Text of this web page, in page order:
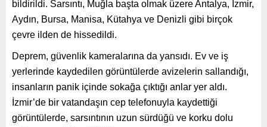
bildirildi. Sarsıntı, Muğla başta olmak üzere Antalya, İzmir,
Aydın, Bursa, Manisa, Kütahya ve Denizli gibi birçok
çevre ilden de hissedildi.
Deprem, güvenlik kameralarına da yansıdı. Ev ve iş
yerlerinde kaydedilen görüntülerde avizelerin sallandığı,
insanların panik içinde sokağa çıktığı anlar yer aldı.
İzmir’de bir vatandaşın cep telefonuyla kaydettiği
görüntülerde, sarsıntının uzun sürdüğü ve korku dolu